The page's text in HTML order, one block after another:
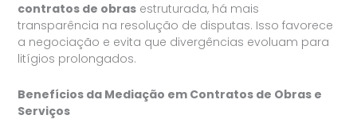
contratos de obras estruturada, há mais
transparência na resolução de disputas. Isso favorece
a negociação e evita que divergências evoluam para
litígios prolongados.
Benefícios da Mediação em Contratos de Obras e
Serviços